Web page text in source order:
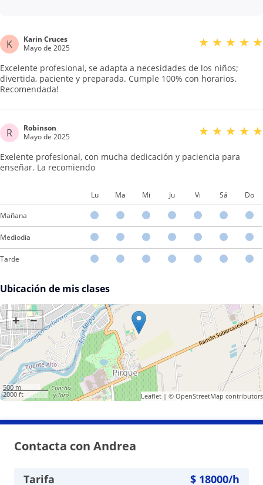
K
Karin Cruces
Mayo de 2025
★ ★ ★ ★ ★
Excelente profesional, se adapta a necesidades de los niños;
divertida, paciente y preparada. Cumple 100% con horarios.
Recomendada!
R
Robinson
Mayo de 2025
★ ★ ★ ★ ★
Exelente profesional, con mucha dedicación y paciencia para
enseñar. La recomiendo
Lu Ma Mi Ju Vi Sá Do
Mañana
Mediodía
Tarde
Ubicación de mis clases
+ −
500 m
2000 ft
Leaflet| © OpenStreetMap contributors
Contacta con Andrea
Tarifa $ 18000/h